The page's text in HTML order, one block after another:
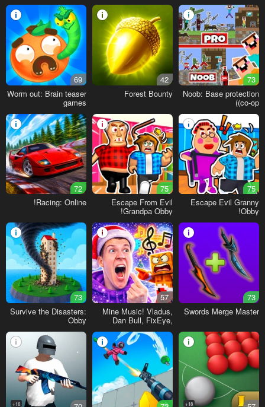
73
Noob: Base protection
(co-op)
42
Forest Bounty
69
Worm out: Brain teaser
games
75
Escape Evil Granny
Obby!
75
Escape From Evil
Grandpa Obby!
72
Racing: Online!
73
Swords Merge Master
57
Mine Music! Vladus,
Dan Bull, FixEye,
73
Survive the Disasters:
Obby
18+
16+